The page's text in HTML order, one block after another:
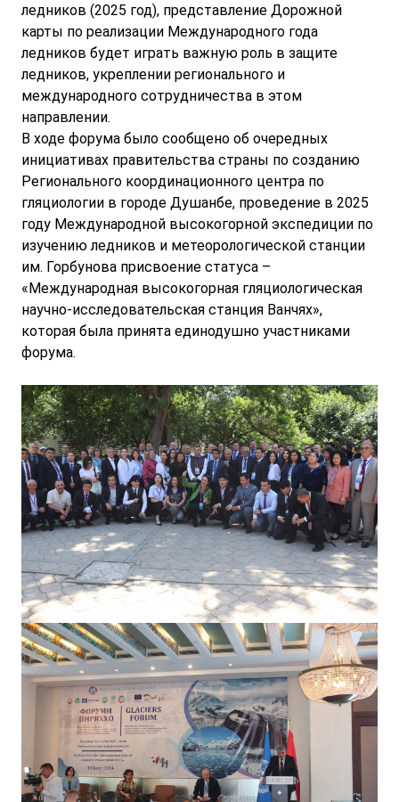
ледников (2025 год), представление Дорожной
карты по реализации Международного года
ледников будет играть важную роль в защите
ледников, укреплении регионального и
международного сотрудничества в этом
направлении.
В ходе форума было сообщено об очередных
инициативах правительства страны по созданию
Регионального координационного центра по
гляциологии в городе Душанбе, проведение в 2025
году Международной высокогорной экспедиции по
изучению ледников и метеорологической станции
им. Горбунова присвоение статуса –
«Международная высокогорная гляциологическая
научно-исследовательская станция Ванчях»,
которая была принята единодушно участниками
форума.